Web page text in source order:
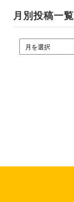
月別投稿一覧